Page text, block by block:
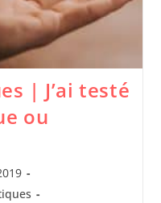
| J’ai testé
ou